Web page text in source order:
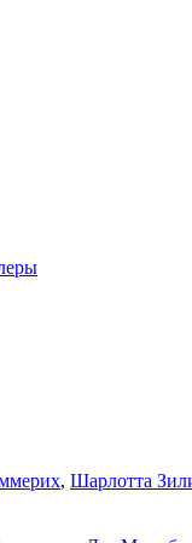
, Шарлотта